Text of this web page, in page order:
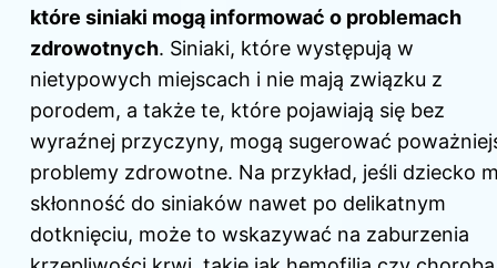
które siniaki mogą informować o problemach
zdrowotnych. Siniaki, które występują w
nietypowych miejscach i nie mają związku z
porodem, a także te, które pojawiają się bez
wyraźnej przyczyny, mogą sugerować
problemy zdrowotne. Na przykład, jeśli dziecko
skłonność do siniaków nawet po delikatnym
dotknięciu, może to wskazywać na zaburzenia